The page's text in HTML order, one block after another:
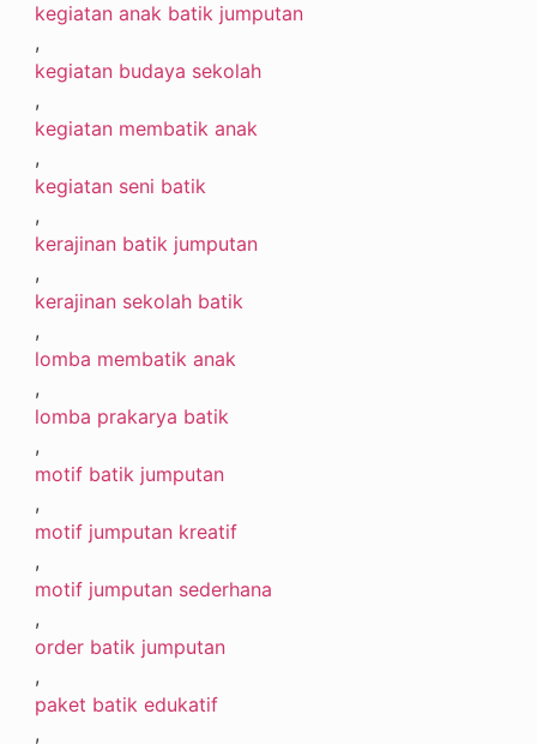
kegiatan anak batik jumputan
,
kegiatan budaya sekolah
,
kegiatan membatik anak
,
kegiatan seni batik
,
kerajinan batik jumputan
,
kerajinan sekolah batik
,
lomba membatik anak
,
lomba prakarya batik
,
motif batik jumputan
,
motif jumputan kreatif
,
motif jumputan sederhana
,
order batik jumputan
,
paket batik edukatif
,